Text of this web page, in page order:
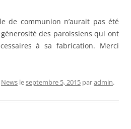
de communion n’aurait pas été
des paroissiens qui ont
à sa fabrication. Merci
News leseptembre 5, 2015 paradmin.